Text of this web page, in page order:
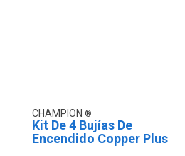
CHAMPION
Kit De 4 Bujías De
Encendido Copper Plus